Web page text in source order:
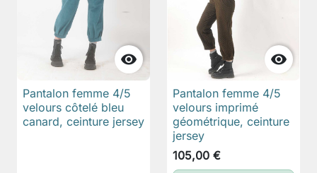

Pantalon femme 4/5
velours côtelé bleu
canard, ceinture jersey

Pantalon femme 4/5
velours imprimé
géométrique, ceinture
jersey
105,00 €